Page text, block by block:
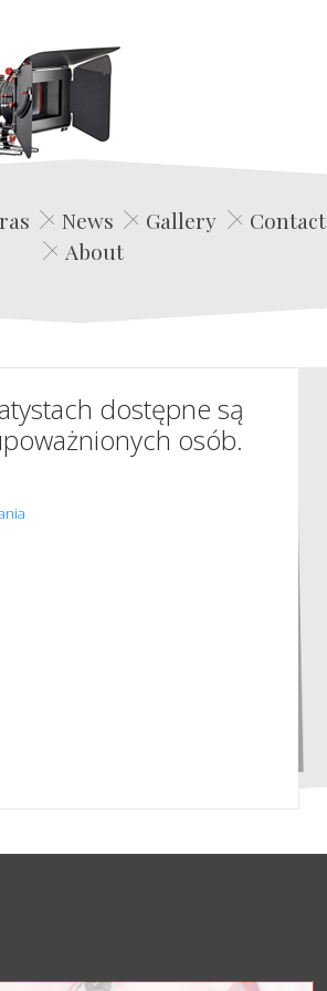
Edwin Film Agencja Aktorska
News Gallery
Contact
About
dostępne są
osób.